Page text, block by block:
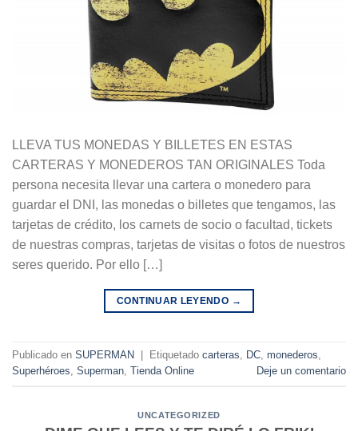
LLEVA TUS MONEDAS Y BILLETES EN ESTAS
CARTERAS Y MONEDEROS TAN ORIGINALES Toda
persona necesita llevar una cartera o monedero para
guardar el DNI, las monedas o billetes que tengamos, las
tarjetas de crédito, los carnets de socio o facultad, tickets
de nuestras compras, tarjetas de visitas o fotos de nuestros
seres querido. Por ello […]
CONTINUAR LEYENDO →
Publicado en SUPERMAN Etiquetado carteras, DC, monederos,
Superhéroes, Superman, Tienda Online Deje un comentario
UNCATEGORIZED